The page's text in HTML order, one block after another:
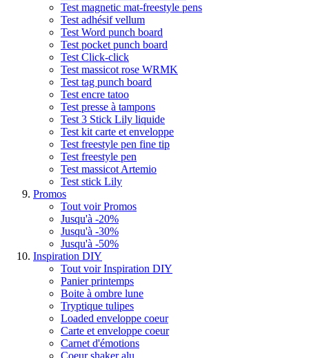
Test magnetic mat-freestyle pens
Test adhésif vellum
Test Word punch board
Test pocket punch board
Test Click-click
Test massicot rose WRMK
Test tag punch board
Test encre tatoo
Test presse à tampons
Test 3 Stick Lily liquide
Test kit carte et enveloppe
Test freestyle pen fine tip
Test freestyle pen
Test massicot Artemio
Test stick Lily
Promos
Tout voir Promos
Jusqu'à -20%
Jusqu'à -30%
Jusqu'à -50%
Inspiration DIY
Tout voir Inspiration DIY
Panier printemps
Boite à ombre lune
Tryptique tulipes
Loaded enveloppe coeur
Carte et enveloppe coeur
Carnet d'émotions
Coeur shaker alu